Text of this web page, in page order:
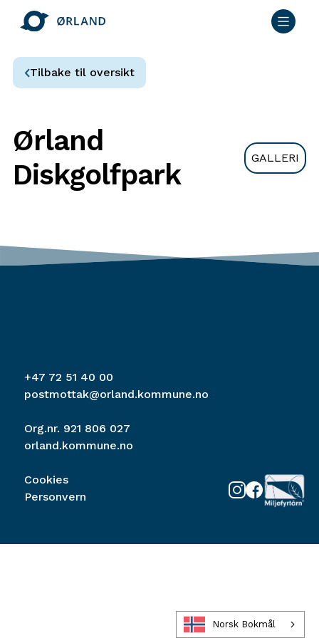
Tilbake til oversikt
Ørland
Diskgolfpark
GALLERI
+47 72 51 40 00
postmottak@orland.kommune.no
Org.nr. 921 806 027
orland.kommune.no
Cookies
Personvern
Norsk Bokmål